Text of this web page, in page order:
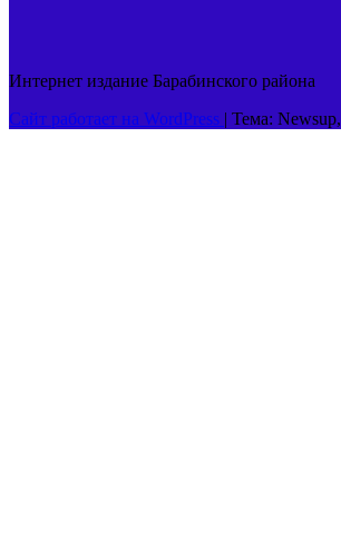
Интернет издание Барабинского района
Сайт работает на WordPress | Тема: